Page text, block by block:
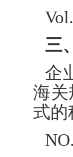
三
企
海关
式的